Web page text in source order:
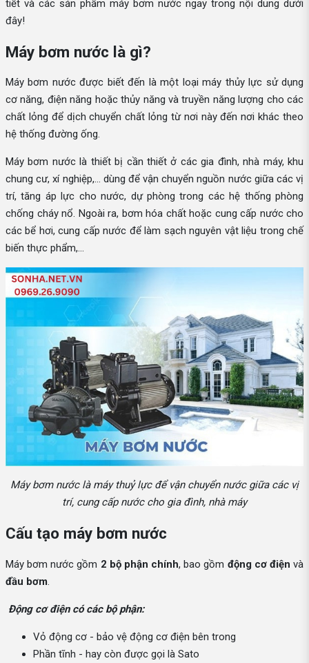
tiết và các sản phẩm máy bơm nước ngay trong nội dung dưới
đây!
Máy bơm nước là gì?
Máy bơm nước được biết đến là một loại máy thủy lực sử dụng
cơ năng, điện năng hoặc thủy năng và truyền năng lượng cho các
chất lỏng để dịch chuyển chất lỏng từ nơi này đến nơi khác theo
hệ thống đường ống.
Máy bơm nước là thiết bị cần thiết ở các gia đình, nhà máy, khu
chung cư, xí nghiệp,... dùng để vận chuyển nguồn nước giữa các vị
trí, tăng áp lực cho nước, dự phòng trong các hệ thống phòng
chống cháy nổ. Ngoài ra, bơm hóa chất hoặc cung cấp nước cho
các bể hơi, cung cấp nước để làm sạch nguyên vật liệu trong chế
biến thực phẩm,...
Máy bơm nước là máy thuỷ lực để vận chuyển nước giữa các vị
trí, cung cấp nước cho gia đình, nhà máy
Cấu tạo máy bơm nước
Máy bơm nước gồm 2 bộ phận chính, bao gồm động cơ điện và
đầu bơm
Động cơ điện có các bộ phận:
Vỏ động cơ - bảo vệ động cơ điện bên trong
Phần tĩnh - hay còn được gọi là Sato